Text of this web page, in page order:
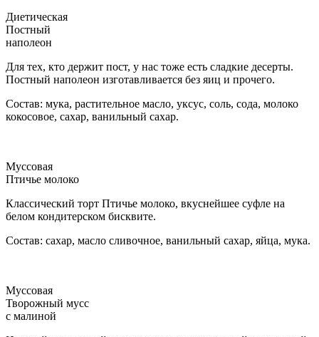
Диетическая
Постный
наполеон
Для тех, кто держит пост, у нас тоже есть сладкие десерты.
Постный наполеон изготавливается без яиц и прочего.
Состав: мука, растительное масло, уксус, соль, сода, молоко
кокосовое, сахар, ванильный сахар.
Муссовая
Птичье молоко
Классический торт Птичье молоко, вкуснейшее суфле на
белом кондитерском бисквите.
Состав: сахар, масло сливочное, ванильный сахар, яйца, мука.
Муссовая
Творожный мусс
с малиной